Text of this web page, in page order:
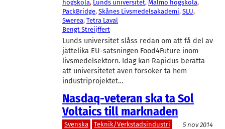
högskola, Lunds universitet, Malmö högskola
PackBridge, Skånes Livsmedelsakademi, SLU
Swerea, Tetra Laval
Bengt Streijffert
Lunds universitet slåss redan om att få del av
jättelika EU-satsningen Food4Future inom
livsmedelsektorn. Idag kan Rapidus berätta
att universitetet även försöker ta hem
industriprojektet…
Nasdaq-veteran ska ta Sol
Voltaics till marknaden
Svenska Teknik/Verkstadsindustri
5 nov 2014